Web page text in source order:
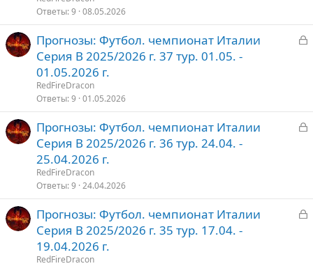
т
о
Ответы 9 08.05.2026
З
т
о
Прогнозы: Футбол. чемпионат Италии
Серия В 2025/2026 г. 37 тур. 01.05. -
01.05.2026 г.
RedFireDracon
Ответы 9 01.05.2026
З
т
о
Прогнозы: Футбол. чемпионат Италии
Серия В 2025/2026 г. 36 тур. 24.04. -
25.04.2026 г.
RedFireDracon
Ответы 9 24.04.2026
З
Прогнозы: Футбол. чемпионат Италии
Серия В 2025/2026 г. 35 тур. 17.04. -
19.04.2026 г.
RedFireDracon